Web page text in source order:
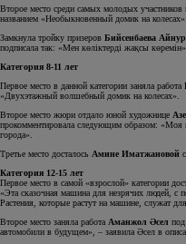
Второе место среди самых молодых участников
названием «Необыкновенный домик на колесах».
Замкнула тройку призеров Бийсенбаева
подписала так: «Мен көліктерді жақсы көремін».
Категория 8-11 лет
Первое место в данной категории заняла работа
«Двухэтажный волшебный домик на колесах».
Второе место жюри отдало юной художнице
прокомментировала следующим образом: «Моя
города».
Третье место досталось Амине Иматжановой
Категория 12-15 лет
Первое место в самой «взрослой» категории
«Эта сказочная машина для незрячих людей, с
Растения, которые растут на машине, служат
Второе место заняла работа Аманжол Әсел
автомобили в будущем», – заявила Әсел в